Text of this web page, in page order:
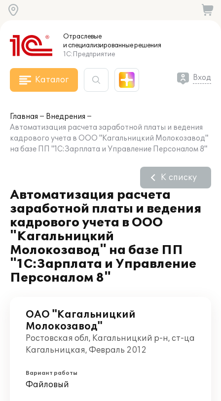
Отраслевые
и специализированныерешения
1С:Предприятие
Каталог Вход
Главная
Внедрения
Автоматизация расчета заработной платы и ведения
кадрового учета в ООО "Кагальницкий Молокозавод"
на базе ПП "1С:Зарплата и Управление Персоналом 8"
Автоматизация расчета
заработной платы и ведения
кадрового учета в ООО
"Кагальницкий
Молокозавод" на базе ПП
"1С:Зарплата и Управление
Персоналом 8"
К списку
ОАО "Кагальницкий
Молокозавод"
Ростовская обл, Кагальницкий р-н, ст-ца
Кагальницкая, Февраль 2012
Вариант работы
Файловый